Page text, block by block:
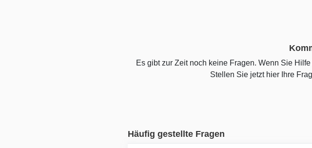
Es gibt zur Zeit noch keine Fragen. Wenn Sie
Stellen Sie jetzt hier Ihre
Häufig gestellte Fragen